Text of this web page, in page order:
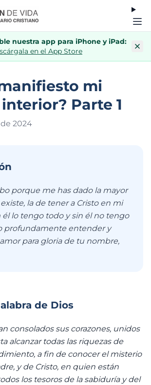
nuestra app para iPhone y iPad:
en el App Store
mi
Parte 1
2024
porque me has dado la mayor
la de tener a Cristo en mi
él lo tengo todo y sin él no tengo
profundamente entender y
para gloria de tu nombre,
de Dios
consolados sus corazones, unidos
alcanzar todas las riquezas de
a fin de conocer el misterio
y de Cristo, en quien están
los tesoros de la sabiduría y del